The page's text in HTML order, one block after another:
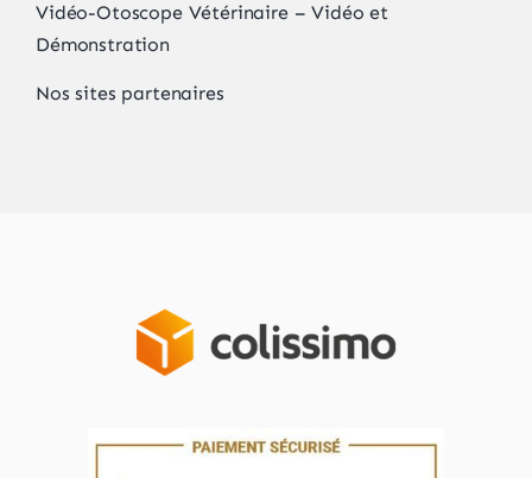
Vidéo-Otoscope Vétérinaire – Vidéo et
Démonstration
Nos sites partenaires